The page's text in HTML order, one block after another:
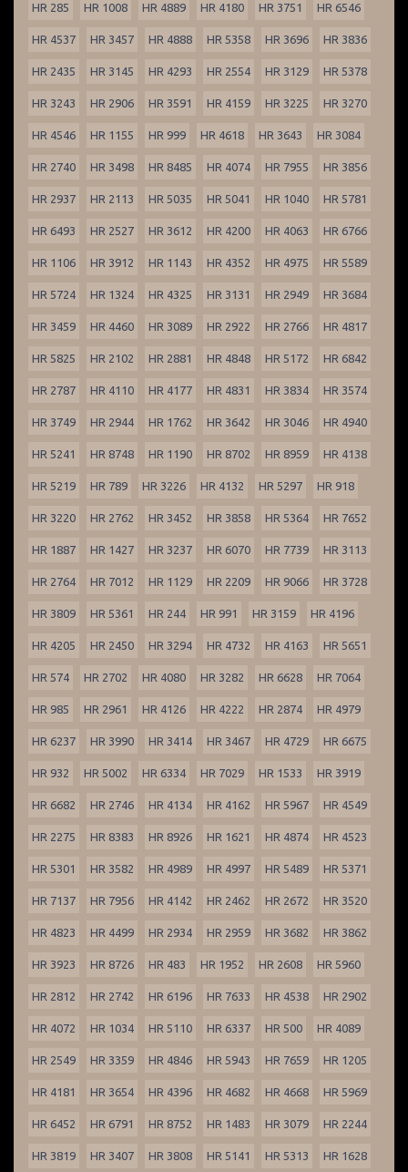
HR 285 HR 1008 HR 4889 HR 4180 HR 3751 HR 6546
HR 4537 HR 3457 HR 4888 HR 5358 HR 3696 HR 3836
HR 2435 HR 3145 HR 4293 HR 2554 HR 3129 HR 5378
HR 3243 HR 2906 HR 3591 HR 4159 HR 3225 HR 3270
HR 4546 HR 1155 HR 999 HR 4618 HR 3643 HR 3084
HR 2740 HR 3498 HR 8485 HR 4074 HR 7955 HR 3856
HR 2937 HR 2113 HR 5035 HR 5041 HR 1040 HR 5781
HR 6493 HR 2527 HR 3612 HR 4200 HR 4063 HR 6766
HR 1106 HR 3912 HR 1143 HR 4352 HR 4975 HR 5589
HR 5724 HR 1324 HR 4325 HR 3131 HR 2949 HR 3684
HR 3459 HR 4460 HR 3089 HR 2922 HR 2766 HR 4817
HR 5825 HR 2102 HR 2881 HR 4848 HR 5172 HR 6842
HR 2787 HR 4110 HR 4177 HR 4831 HR 3834 HR 3574
HR 3749 HR 2944 HR 1762 HR 3642 HR 3046 HR 4940
HR 5241 HR 8748 HR 1190 HR 8702 HR 8959 HR 4138
HR 5219 HR 789 HR 3226 HR 4132 HR 5297 HR 918
HR 3220 HR 2762 HR 3452 HR 3858 HR 5364 HR 7652
HR 1887 HR 1427 HR 3237 HR 6070 HR 7739 HR 3113
HR 2764 HR 7012 HR 1129 HR 2209 HR 9066 HR 3728
HR 3809 HR 5361 HR 244 HR 991 HR 3159 HR 4196
HR 4205 HR 2450 HR 3294 HR 4732 HR 4163 HR 5651
HR 574 HR 2702 HR 4080 HR 3282 HR 6628 HR 7064
HR 985 HR 2961 HR 4126 HR 4222 HR 2874 HR 4979
HR 6237 HR 3990 HR 3414 HR 3467 HR 4729 HR 6675
HR 932 HR 5002 HR 6334 HR 7029 HR 1533 HR 3919
HR 6682 HR 2746 HR 4134 HR 4162 HR 5967 HR 4549
HR 2275 HR 8383 HR 8926 HR 1621 HR 4874 HR 4523
HR 5301 HR 3582 HR 4989 HR 4997 HR 5489 HR 5371
HR 7137 HR 7956 HR 4142 HR 2462 HR 2672 HR 3520
HR 4823 HR 4499 HR 2934 HR 2959 HR 3682 HR 3862
HR 3923 HR 8726 HR 483 HR 1952 HR 2608 HR 5960
HR 2812 HR 2742 HR 6196 HR 7633 HR 4538 HR 2902
HR 4072 HR 1034 HR 5110 HR 6337 HR 500 HR 4089
HR 2549 HR 3359 HR 4846 HR 5943 HR 7659 HR 1205
HR 4181 HR 3654 HR 4396 HR 4682 HR 4668 HR 5969
HR 6452 HR 6791 HR 8752 HR 1483 HR 3079 HR 2244
HR 3819 HR 3407 HR 3808 HR 5141 HR 5313 HR 1628